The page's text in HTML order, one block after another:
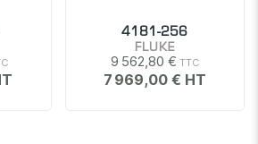
4181-256
FLUKE
9 562,80 €
7 969,00 €